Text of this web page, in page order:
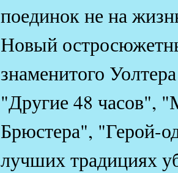
поединок не на
Новый
знаменитого
"Другие 48 часов",
Брюстера", "Герой-
лучших традициях